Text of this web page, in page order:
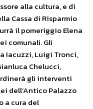
alla cultura, e di
Cassa di Risparmio
il pomeriggio Elena
comunali. Gli
Iacuzzi, Luigi Tronci,
Chelucci,
gli interventi
dell’Antico Palazzo
a cura del